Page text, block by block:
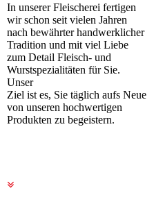
In unserer Fleischerei fertigen
wir schon seit vielen Jahren
nach bewährter handwerklicher
Tradition und mit viel Liebe
zum Detail Fleisch- und
Wurstspezialitäten für Sie.
Unser
Ziel ist es, Sie täglich aufs Neue
von unseren hochwertigen
Produkten zu begeistern.